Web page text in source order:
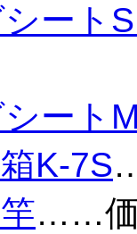
ート
ート
K-7S
……価